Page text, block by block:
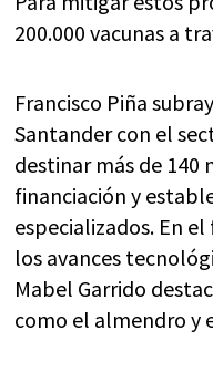
200.000 vacunas a
Francisco Piña
Santander con el
destinar más de 140
financiación y
especializados. En
los avances
Mabel Garrido
como el almendro y